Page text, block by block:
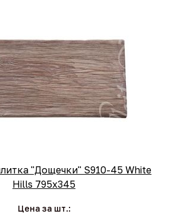
"Дощечки" S910-45 White
Hills 795х345
Цена за шт.: